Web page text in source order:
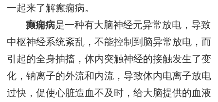
一起来了解癫痫病。
癫痫病是一种有大脑神经元异常放电，导致
中枢神经系统紊乱，不能控制到脑异常放电，而
引起的全身抽搐，体内突触神经的接触发生了变
化，钠离子的外流和内流，导致体内电离子放电
过快，促使心脏造血不及时，给大脑提供的血液